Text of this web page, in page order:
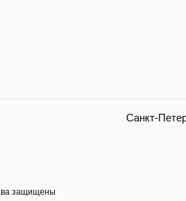
Санкт-
защищены